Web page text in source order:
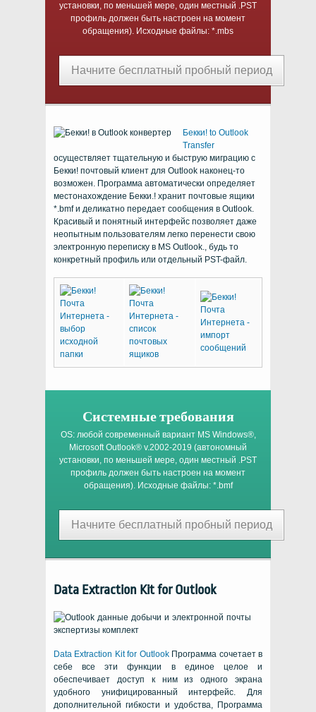
установки, по меньшей мере, один местный .PST
профиль должен быть настроен на момент
обращения). Исходные файлы: *.mbs
Начните бесплатный пробный период
Бекки! to Outlook
Transfer
осуществляет тщательную и быструю миграцию с
Бекки! почтовый клиент для Outlook наконец-то
возможен. Программа автоматически определяет
местонахождение Бекки.! хранит почтовые ящики
*.bmf и деликатно передает сообщения в Outlook.
Красивый и понятный интерфейс позволяет даже
неопытным пользователям легко перенести свою
электронную переписку в MS Outlook., будь то
конкретный профиль или отдельный PST-файл.
Системные требования
OS:любой современный вариант MS Windows®,
Microsoft Outlook® v.2002-2019 (автономный
установки, по меньшей мере, один местный .PST
профиль должен быть настроен на момент
обращения). Исходные файлы: *.bmf
Начните бесплатный пробный период
Data Extraction Kit for Outlook
Data Extraction Kit for OutlookПрограмма сочетает в
себе все эти функции в единое целое и
обеспечивает доступ к ним из одного экрана
удобного унифицированный интерфейс. Для
дополнительной гибкости и удобства, Программа